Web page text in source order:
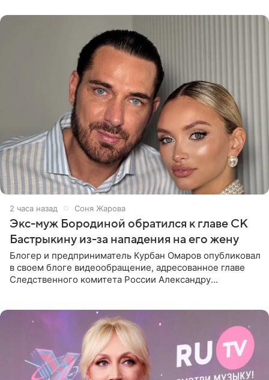
2 часа назад Соня Жарова
Экс-муж Бородиной обратился к главе СК
Бастрыкину из-за нападения на его жену
Блогер и предприниматель Курбан Омаров опубликовал
в своем блоге видеообращение, адресованное главе
Следственного комитета России Александру